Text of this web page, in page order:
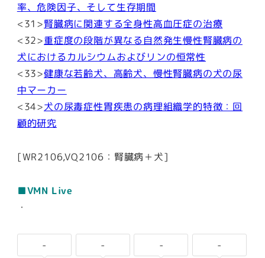
率、危険因子、そして生存期間
<31>腎臓病に関連する全身性高血圧症の治療
<32>重症度の段階が異なる自然発生慢性腎臓病の
犬におけるカルシウムおよびリンの恒常性
<33>健康な若齢犬、高齢犬、慢性腎臓病の犬の尿
中マーカー
<34>犬の尿毒症性胃疾患の病理組織学的特徴：回
顧的研究
[WR2106,VQ2106：腎臓病＋犬]
■VMN Live
・
- - - -